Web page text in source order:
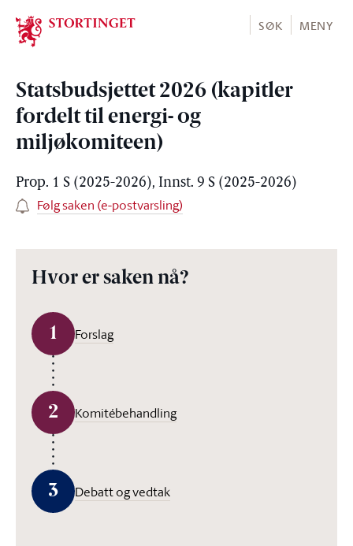
Stortinget.no
SØK MENY
Statsbudsjettet 2026 (kapitler
fordelt til energi- og
miljøkomiteen)
Prop. 1 S (2025-2026), Innst. 9 S (2025-2026)
Følg saken (e-postvarsling)
Hvor er saken nå?
1 Forslag
2 Komitébehandling
3 Debatt og vedtak